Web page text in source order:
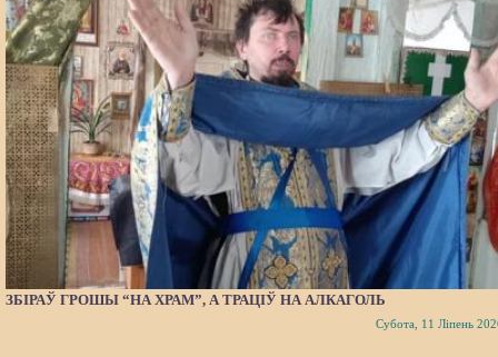
ЗБІРАЎ ГРОШЫ “НА ХРАМ”, А ТРАЦІЎ НА АЛКАГОЛЬ
Субота, 11 Ліпень